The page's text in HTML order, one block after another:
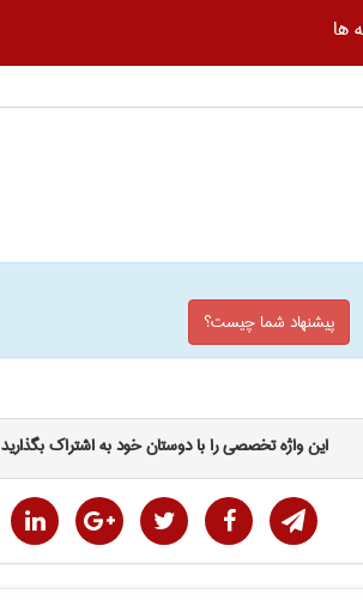
ها
پیشنهاد شما چیست؟
این واژه تخصصی را با دوستان خود به اشتراک بگذارید